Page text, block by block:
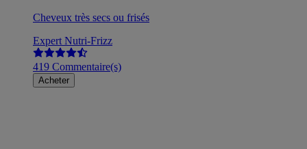
Cheveux très secs ou frisés
Expert Nutri-Frizz
419 Commentaire(s)
Acheter